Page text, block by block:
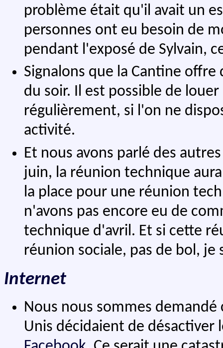
problème était qu'il avait un
personnes ont eu besoin de
pendant l'exposé de Sylvain,
Signalons que la Cantine
du soir. Il est possible de
régulièrement, si l'on ne
activité.
Et nous avons parlé des
juin, la réunion technique
la place pour une réunion
n'avons pas encore eu de
technique d'avril. Et si cette
réunion sociale, pas de bol, je
Internet
Nous nous sommes demandé
Unis décidaient de désactiver